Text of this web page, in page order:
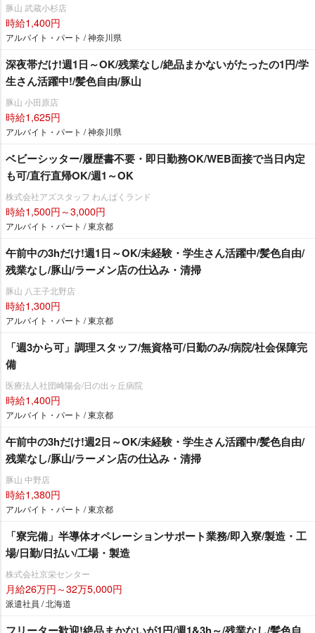
豚山 武蔵小杉店
時給1,400円
アルバイト・パート / 神奈川県
深夜帯だけ!週1日～OK/残業なし/絶品まかないがたったの1円/学
生さん活躍中!/髪色自由/豚山
豚山 小田原店
時給1,625円
アルバイト・パート / 神奈川県
ベビーシッター/履歴書不要・即日勤務OK/WEB面接で当日内定
も可/直行直帰OK/週1～OK
株式会社アズスタッフ わんぱくランド
時給1,500円～3,000円
アルバイト・パート / 東京都
午前中の3hだけ!週1日～OK/未経験・学生さん活躍中/髪色自由/
残業なし/豚山/ラーメン店の仕込み・清掃
豚山 八王子北野店
時給1,300円
アルバイト・パート / 東京都
「週3から可」調理スタッフ/無資格可/日勤のみ/病院/社会保障完
備
医療法人社団崎陽会/日の出ヶ丘病院
時給1,400円
アルバイト・パート / 東京都
午前中の3hだけ!週2日～OK/未経験・学生さん活躍中/髪色自由/
残業なし/豚山/ラーメン店の仕込み・清掃
豚山 中野店
時給1,380円
アルバイト・パート / 東京都
「寮完備」半導体オペレーションサポート業務/即入寮/製造・工
場/日勤/日払い/工場・製造
株式会社京栄センター
月給26万円～32万5,000円
派遣社員 / 北海道